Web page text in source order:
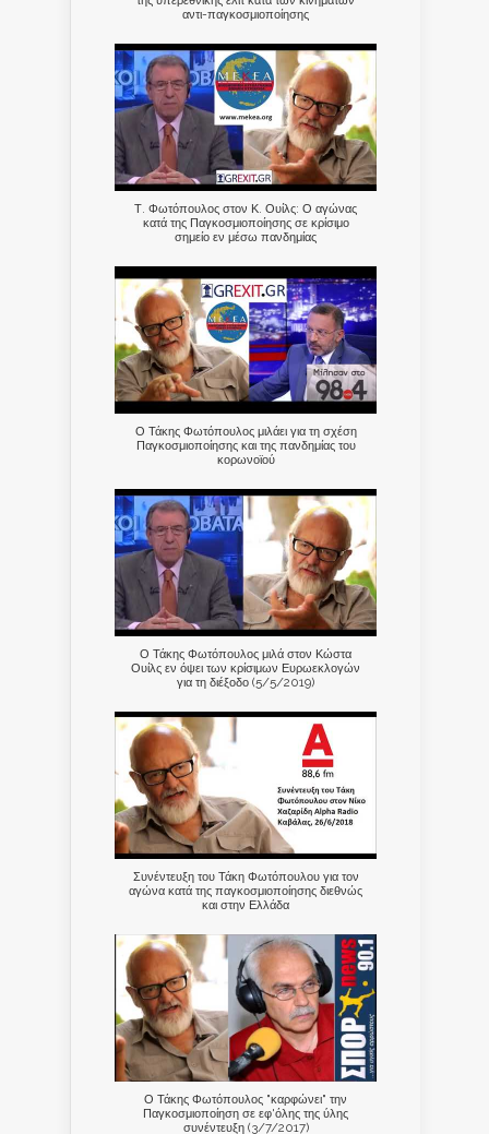
αντι-παγκοσμιοποίησης
Τ. Φωτόπουλος στον Κ. Ουίλς: Ο αγώνας
κατά της Παγκοσμιοποίησης σε κρίσιμο
σημείο εν μέσω πανδημίας
Ο Τάκης Φωτόπουλος μιλάει για τη σχέση
Παγκοσμιοποίησης και της πανδημίας του
κορωνοϊού
Ο Τάκης Φωτόπουλος μιλά στον Κώστα
Ουίλς εν όψει των κρίσιμων Ευρωεκλογών
για τη διέξοδο (5/5/2019)
Συνέντευξη του Τάκη Φωτόπουλου για τον
αγώνα κατά της παγκοσμιοποίησης διεθνώς
και στην Ελλάδα
Ο Τάκης Φωτόπουλος "καρφώνει" την
Παγκοσμιοποίηση σε εφ'όλης της ύλης
συνέντευξη (3/7/2017)